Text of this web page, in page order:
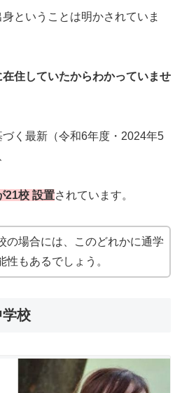
ということは明かされていま
住していたからわかっていませ
く最新（令和6年度・2024年5
21校 設置されています。
の場合には、このどれかに通学
性もあるでしょう。
校